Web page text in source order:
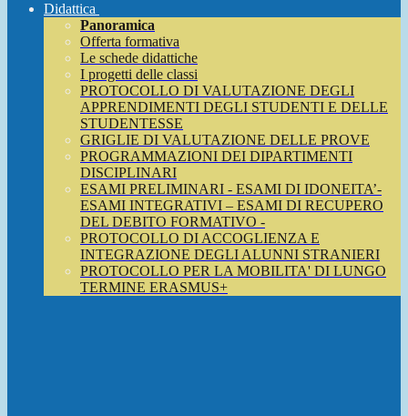
Didattica
Panoramica
Offerta formativa
Le schede didattiche
I progetti delle classi
PROTOCOLLO DI VALUTAZIONE DEGLI
APPRENDIMENTI DEGLI STUDENTI E DELLE
STUDENTESSE
GRIGLIE DI VALUTAZIONE DELLE PROVE
PROGRAMMAZIONI DEI DIPARTIMENTI
DISCIPLINARI
ESAMI PRELIMINARI - ESAMI DI IDONEITA’-
ESAMI INTEGRATIVI – ESAMI DI RECUPERO
DEL DEBITO FORMATIVO -
PROTOCOLLO DI ACCOGLIENZA E
INTEGRAZIONE DEGLI ALUNNI STRANIERI
PROTOCOLLO PER LA MOBILITA' DI LUNGO
TERMINE ERASMUS+